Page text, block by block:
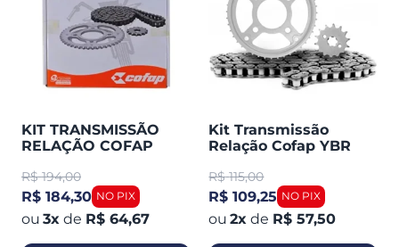
KIT TRANSMISSÃO
RELAÇÃO COFAP
150 2014 EM DIANTE
(TMC420004)
R$ 194,00
R$ 184,30
3x de R$ 64,67
Kit Transmissão
Relação Cofap YBR
R$ 115,00
R$ 109,25
2x de R$ 57,50